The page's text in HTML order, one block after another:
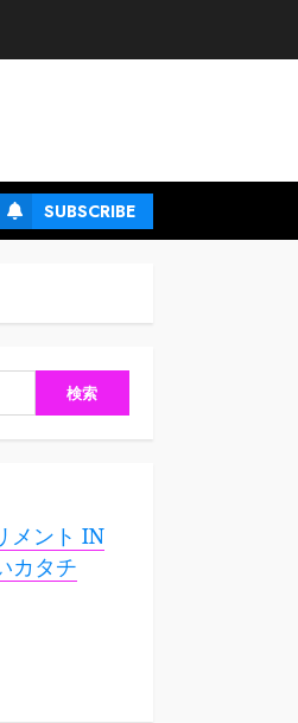
SUBSCRIBE
メント IN
カタチ